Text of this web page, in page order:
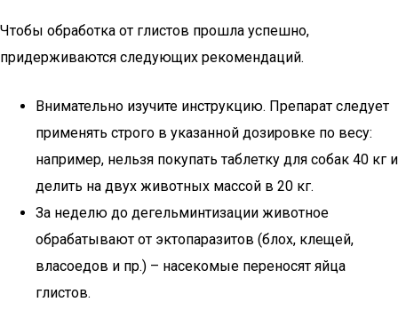
Чтобы обработка от глистов прошла успешно,
придерживаются следующих рекомендаций.
Внимательно изучите инструкцию. Препарат следует
применять строго в указанной дозировке по весу:
например, нельзя покупать таблетку для собак 40 кг и
делить на двух животных массой в 20 кг.
За неделю до дегельминтизации животное
обрабатывают от эктопаразитов (блох, клещей,
власоедов и пр.) – насекомые переносят яйца
глистов.